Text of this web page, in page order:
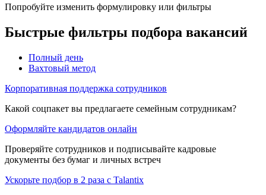
Попробуйте изменить формулировку или фильтры
Быстрые фильтры подбора вакансий
Полный день
Вахтовый метод
Корпоративная поддержка сотрудников
Какой соцпакет вы предлагаете семейным сотрудникам?
Оформляйте кандидатов онлайн
Проверяйте сотрудников и подписывайте кадровые
документы без бумаг и личных встреч
Ускорьте подбор в 2 раза с Talantix